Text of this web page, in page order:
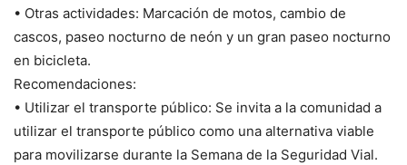
• Otras actividades: Marcación de motos, cambio de
cascos, paseo nocturno de neón y un gran paseo nocturno
en bicicleta.
Recomendaciones:
• Utilizar el transporte público: Se invita a la comunidad a
utilizar el transporte público como una alternativa viable
para movilizarse durante la Semana de la Seguridad Vial.